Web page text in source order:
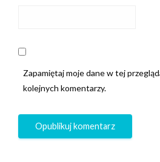
Zapamiętaj moje dane w tej
kolejnych komentarzy.